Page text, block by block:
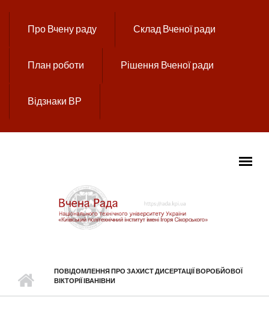
Про Вчену раду Склад Вченої ради
План роботи Рішення Вченої ради
Відзнаки ВР
ПОВІДОМЛЕННЯ ПРО ЗАХИСТ ДИСЕРТАЦІЇ ВОРОБЙОВОЇ
ВІКТОРІЇ ІВАНІВНИ